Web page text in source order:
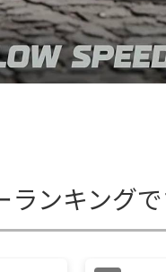
ランキング